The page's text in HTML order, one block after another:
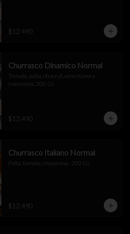
$12.490
Churrasco Dinamico Normal
Tomate, palta, chucrut, americana y
mayonesa, 200 Gr.
$13.490
Churrasco Italiano Normal
Palta, tomate, mayonesa,  200 Gr.
$12.490